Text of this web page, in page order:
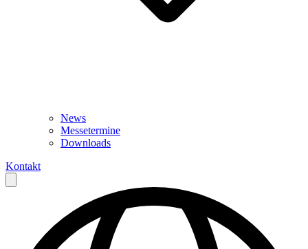
News
Messetermine
Downloads
Kontakt